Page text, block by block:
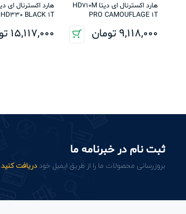
هارد اکسترنال ای دیتا HD710M
PRO CAMOUFLAGE 1T
9,118,000 تومان
HD330 BLACK 1T
15,117,000
ثبت نام در خبرنامه ما
بروزرسانی محصولات ما را از طریق ایمیل خود دریافت کنید.